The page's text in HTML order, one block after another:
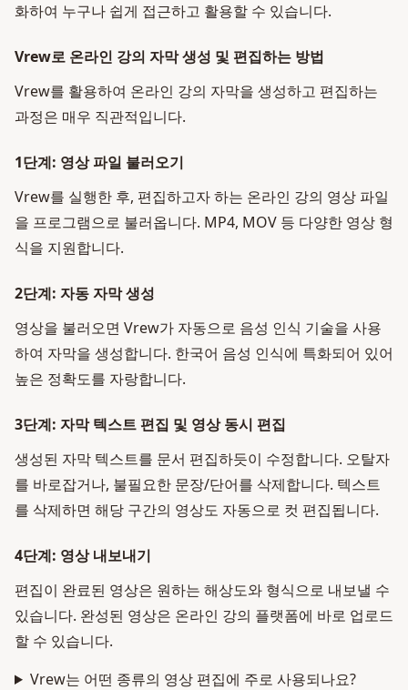
화하여 누구나 쉽게 접근하고 활용할 수 있습니다.
Vrew로 온라인 강의 자막 생성 및 편집하는 방법
Vrew를 활용하여 온라인 강의 자막을 생성하고 편집하는
과정은 매우 직관적입니다.
1단계: 영상 파일 불러오기
Vrew를 실행한 후, 편집하고자 하는 온라인 강의 영상 파일
을 프로그램으로 불러옵니다. MP4, MOV 등 다양한 영상 형
식을 지원합니다.
2단계: 자동 자막 생성
영상을 불러오면 Vrew가 자동으로 음성 인식 기술을 사용
하여 자막을 생성합니다. 한국어 음성 인식에 특화되어 있어
높은 정확도를 자랑합니다.
3단계: 자막 텍스트 편집 및 영상 동시 편집
생성된 자막 텍스트를 문서 편집하듯이 수정합니다. 오탈자
를 바로잡거나, 불필요한 문장/단어를 삭제합니다. 텍스트
를 삭제하면 해당 구간의 영상도 자동으로 컷 편집됩니다.
4단계: 영상 내보내기
편집이 완료된 영상은 원하는 해상도와 형식으로 내보낼 수
있습니다. 완성된 영상은 온라인 강의 플랫폼에 바로 업로드
할 수 있습니다.
Vrew는 어떤 종류의 영상 편집에 주로 사용되나요?